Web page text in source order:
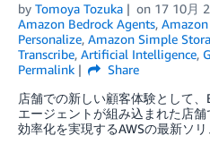
by Tomoya Tozuka on 17 10月
Amazon Bedrock Agents,
Personalize, Amazon Simple
Transcribe, Artificial Intelligence,
Permalink
Share
店舗での新しい顧客体験として
エージェントが組み込まれた店
効率化を実現するAWSの最新ソ